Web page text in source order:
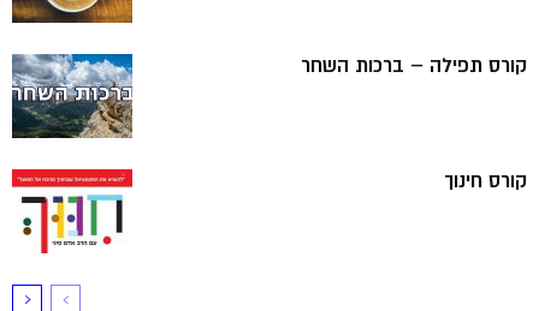
קורס תפילה – ברכות השחר
קורס חינוך